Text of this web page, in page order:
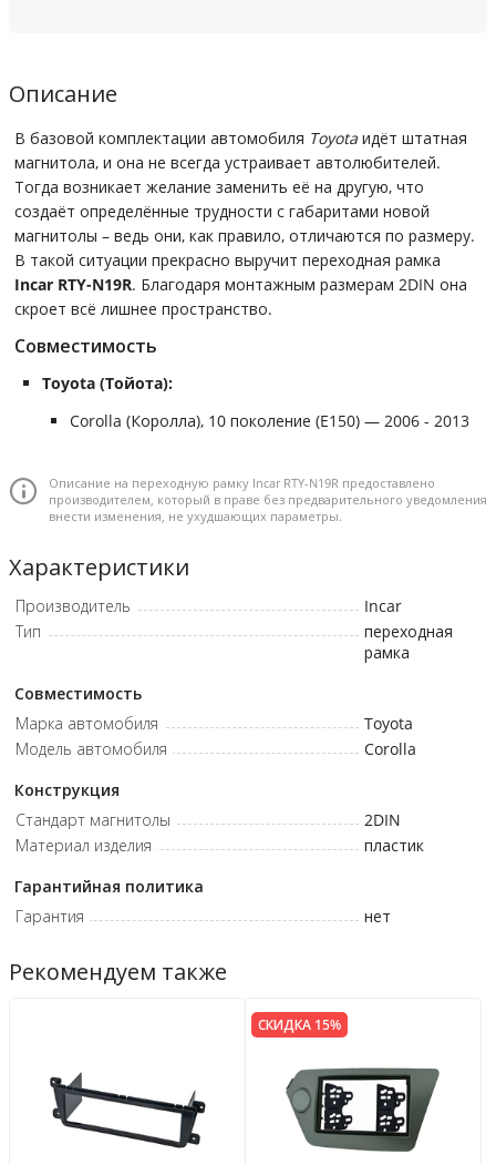
Описание
В базовой комплектации автомобиля Toyota идёт штатная
магнитола, и она не всегда устраивает автолюбителей.
Тогда возникает желание заменить её на другую, что
создаёт определённые трудности с габаритами новой
магнитолы – ведь они, как правило, отличаются по размеру.
В такой ситуации прекрасно выручит переходная рамка
Incar RTY-N19R. Благодаря монтажным размерам 2DIN она
скроет всё лишнее пространство.
Совместимость
Toyota (Тойота):
Corolla (Королла), 10 поколение (E150) — 2006 - 2013
Описание на переходную рамку Incar RTY-N19R предоставлено
производителем, который в праве без предварительного уведомления
внести изменения, не ухудшающих параметры.
Характеристики
Производитель
Incar
Тип
переходная
рамка
Совместимость
Марка автомобиля
Toyota
Модель автомобиля
Corolla
Конструкция
Стандарт магнитолы
2DIN
Материал изделия
пластик
Гарантийная политика
Гарантия
нет
Рекомендуем также
СКИДКА 15%